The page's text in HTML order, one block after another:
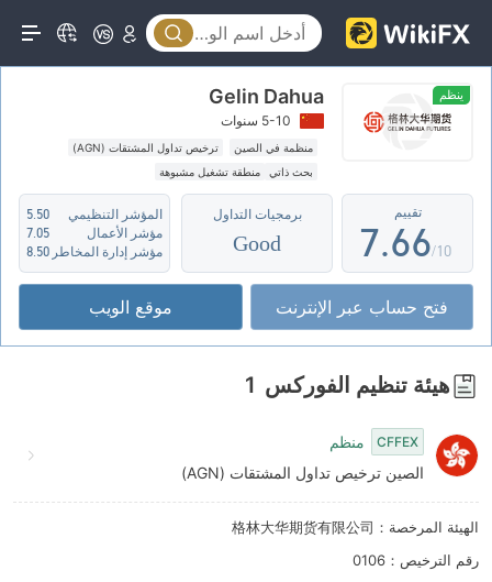
ينظم Gelin Dahua
5-10 سنوات
منظمة في الصين
ترخيص تداول المشتقات (AGN)
بحث ذاتي
منطقة تشغيل مشبوهة
تقييم
2
3
4
6
7
8
9
.
1
2
3
5
6
7
8
9
1
2
3
5
6
7
8
9
/10
برمجيات التداول
Good
المؤشر التنظيمي
5.50
مؤشر الأعمال
7.05
مؤشر إدارة المخاطر 8.50
فتح حساب عبر الإنترنت موقع الويب
هيئة تنظيم الفوركس 1
CFFEX
منظم
الصين ترخيص تداول المشتقات (AGN)
الهيئة المرخصة：格林大华期货有限公司
رقم الترخيص：0106